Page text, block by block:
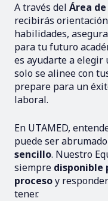
A través del Área
recibirás
habilidades,
para tu futuro
es ayudarte a elegir
solo se alinee con
prepare para un
laboral.
En UTAMED,
puede ser
sencillo. Nuestro
siempre disponible
procesoy
tener.